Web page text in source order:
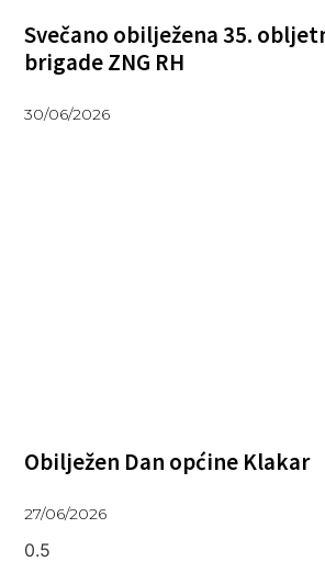
Svečano obilježena 35.
brigade ZNG RH
30/06/2026
Obilježen Dan općine Klakar
27/06/2026